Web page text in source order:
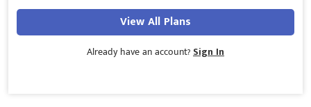
View All Plans
Already have an account? Sign In